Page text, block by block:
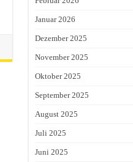
Januar 2026
Dezember 2025
November 2025
Oktober 2025
September 2025
August 2025
Juli 2025
Juni 2025